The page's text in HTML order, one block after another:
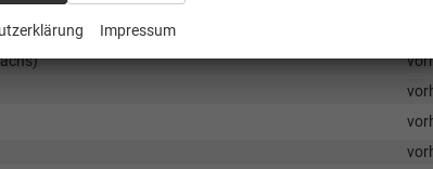
Impressum